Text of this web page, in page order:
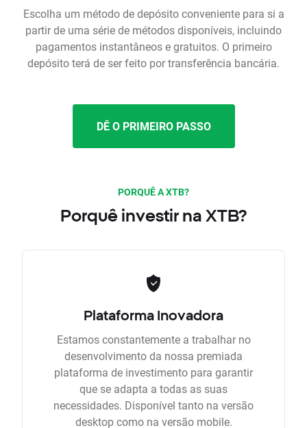
Escolha um método de depósito conveniente para si a
partir de uma série de métodos disponíveis, incluindo
pagamentos instantâneos e gratuitos. O primeiro
depósito terá de ser feito por transferência bancária.
DÊ O PRIMEIRO PASSO
PORQUÊ A XTB?
Porquê investir na XTB?
Plataforma Inovadora
Estamos constantemente a trabalhar no
desenvolvimento da nossa premiada
plataforma de investimento para garantir
que se adapta a todas as suas
necessidades. Disponível tanto na versão
desktop como na versão mobile.